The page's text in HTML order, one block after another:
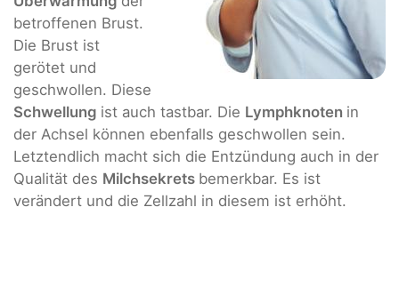
betroffenen Brust.
Die Brust ist
gerötet und
geschwollen. Diese
Schwellung ist auch tastbar. Die Lymphknoten in
der Achsel können ebenfalls geschwollen sein.
Letztendlich macht sich die Entzündung auch in der
Qualität des Milchsekrets bemerkbar. Es ist
verändert und die Zellzahl in diesem ist erhöht.